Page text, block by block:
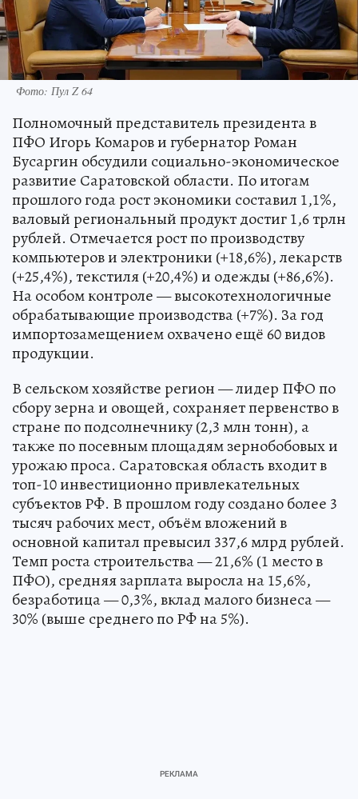
Фото: Пул Z 64
Полномочный представитель президента в
ПФО Игорь Комаров и губернатор Роман
Бусаргин обсудили социально-экономическое
развитие Саратовской области. По итогам
прошлого года рост экономики составил 1,1%,
валовый региональный продукт достиг 1,6 трлн
рублей. Отмечается рост по производству
компьютеров и электроники (+18,6%), лекарств
(+25,4%), текстиля (+20,4%) и одежды (+86,6%).
На особом контроле — высокотехнологичные
обрабатывающие производства (+7%). За год
импортозамещением охвачено ещё 60 видов
продукции.
В сельском хозяйстве регион — лидер ПФО по
сбору зерна и овощей, сохраняет первенство в
стране по подсолнечнику (2,3 млн тонн), а
также по посевным площадям зернобобовых и
урожаю проса. Саратовская область входит в
топ-10 инвестиционно привлекательных
субъектов РФ. В прошлом году создано более 3
тысяч рабочих мест, объём вложений в
основной капитал превысил 337,6 млрд рублей.
Темп роста строительства — 21,6% (1 место в
ПФО), средняя зарплата выросла на 15,6%,
безработица — 0,3%, вклад малого бизнеса —
30% (выше среднего по РФ на 5%).